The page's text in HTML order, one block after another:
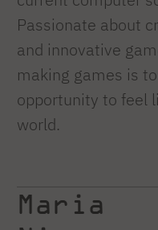
Passionate about
and innovative
making games is
opportunity to feel
world.
Maria